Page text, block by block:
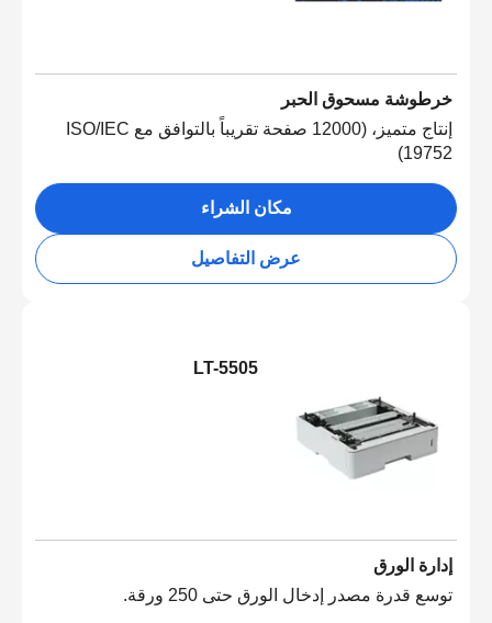
خرطوشة مسحوق الحبر
إنتاج متميز، (12000 صفحة تقريباً بالتوافق مع ISO/IEC
19752)
مكان الشراء
عرض التفاصيل
LT-5505
إدارة الورق
توسع قدرة مصدر إدخال الورق حتى 250 ورقة.